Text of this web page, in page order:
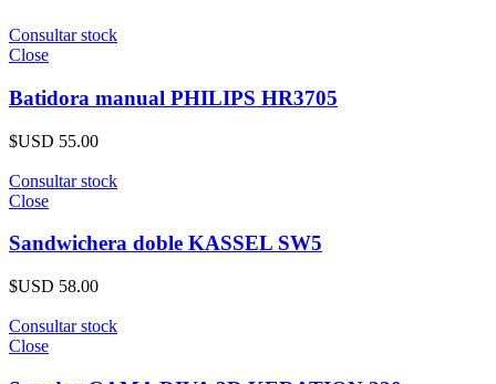
Consultar stock
Close
Batidora manual PHILIPS HR3705
$USD 55.00
Consultar stock
Close
Sandwichera doble KASSEL SW5
$USD 58.00
Consultar stock
Close